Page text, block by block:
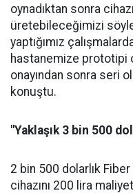
oynadıktan sonra
üretebileceğimizi
yaptığımız
hastanemize prototipi
onayından sonra seri
konuştu.
"Yaklaşık 3 bin 500
2 bin 500 dolarlık
cihazını 200 lira